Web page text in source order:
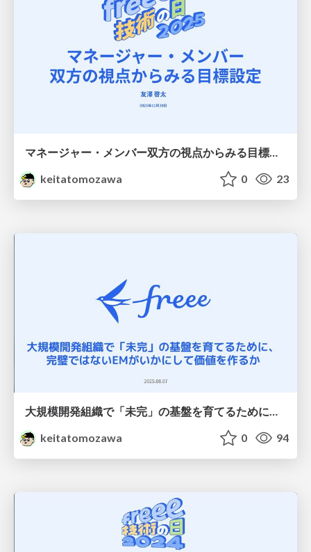
keitatomozawa
0 23
大規模開発組織で「未完」の基盤を育てるために、 完璧ではないEMがいかにして価値を作るか
keitatomozawa
0 94